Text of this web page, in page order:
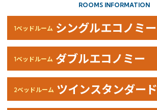
ROOMS INFORMATION
1ベッドルーム シングルエコノミー
1ベッドルーム ダブルエコノミー
2ベッドルーム ツインスタンダード